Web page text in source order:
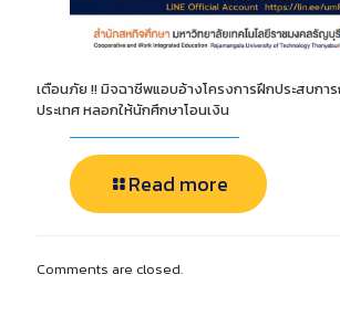
เตือนภัย !! มิจฉาชีพแอบอ้างโครงการฝึกประสบกา
ประเทศ หลอกให้นักศึกษาโอนเงิน
Read more
Comments are closed.